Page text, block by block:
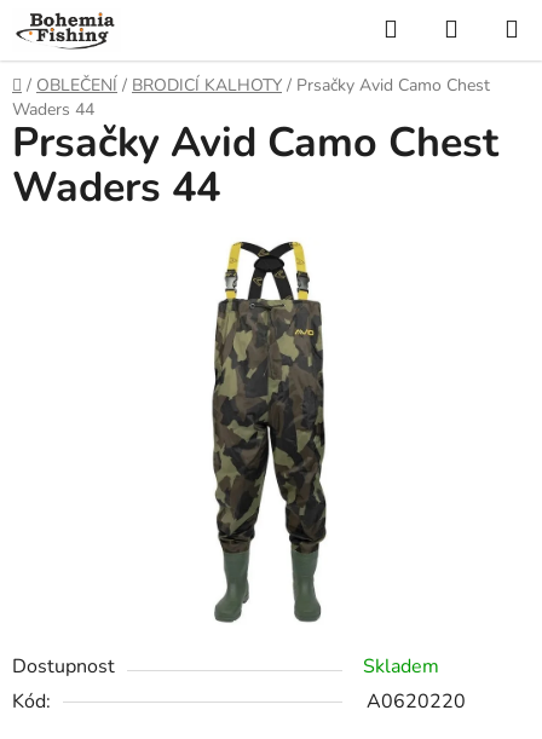
Přejít
na
obsah
Hledat
KOŠÍK
Domů
/ OBLEČENÍ / BRODICÍ KALHOTY / Prsačky Avid Camo Chest
Waders 44
Dostupnost
Skladem
Kód:
A0620220
Prsačky Avid Camo Chest
Waders 44